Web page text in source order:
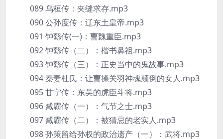
089 乌桓传：夹缝求存.mp3
090 公孙度传：辽东土皇帝.mp3
091 钟繇传(一)：曹魏重臣.mp3
092 钟繇传（二）：楷书鼻祖.mp3
093 钟繇传（三）：正史当中的鬼故事.mp3
094 秦妻杜氏：让曹操关羽神魂颠倒的女人.mp3
095 甘宁传：东吴的虎臣斗将.mp3
096 臧霸传（一）：气节之士.mp3
097 臧霸传（二）：被猜忌的老实人.mp3
098 孙策留给孙权的政治遗产（一）：武将.mp3